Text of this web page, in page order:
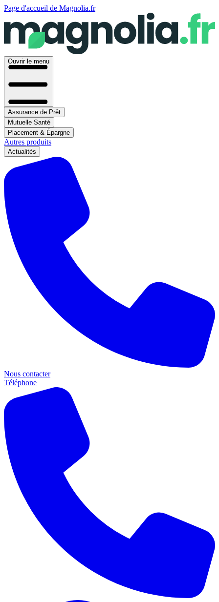
Page d'accueil de Magnolia.fr
Ouvrir le menu
Assurance de Prêt
Mutuelle Santé
Placement & Épargne
Autres produits
Actualités
Nous contacter
Téléphone